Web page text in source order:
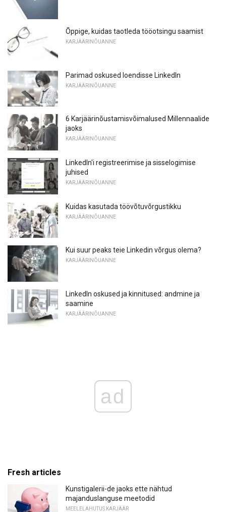
Õppige, kuidas taotleda tööotsingu saamist
KARJÄÄRINÕUANNE
Parimad oskused loendisse LinkedIn
KARJÄÄRINÕUANNE
6 Karjäärinõustamisvõimalused Millennaalide
jaoks
KARJÄÄRINÕUANNE
LinkedIn'i registreerimise ja sisselogimise
juhised
KARJÄÄRINÕUANNE
Kuidas kasutada töövõtuvõrgustikku
KARJÄÄRINÕUANNE
Kui suur peaks teie Linkedin võrgus olema?
KARJÄÄRINÕUANNE
LinkedIn oskused ja kinnitused: andmine ja
saamine
KARJÄÄRINÕUANNE
ad
Fresh articles
Kunstigalerii-de jaoks ette nähtud
majanduslanguse meetodid
MEELELAHUTUS KARJÄÄR